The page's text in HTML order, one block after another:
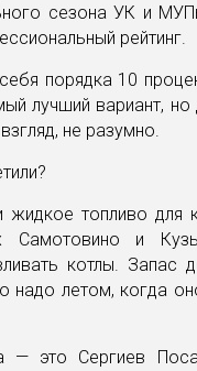
сезона УК и
рейтинг.
порядка 10
лучший вариант,
не разумно.
топливо для
Самотовино и
котлы. Запас
надо летом, когда
это Сергиев